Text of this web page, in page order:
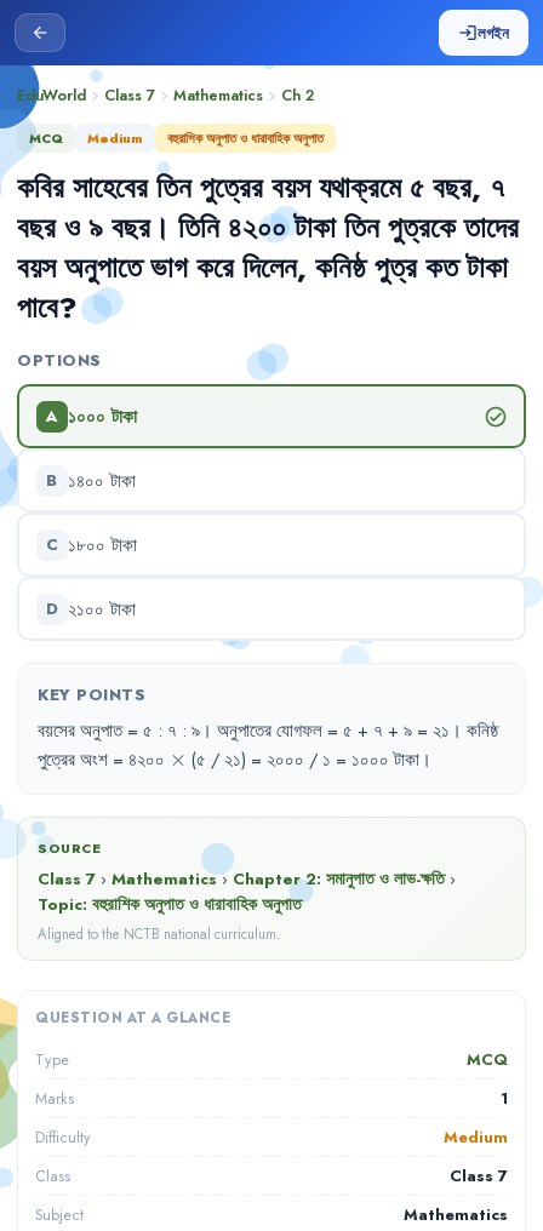
arrow_back loginলগইন
EduWorld chevron_right Class 7 chevron_right Mathematics chevron_right Ch 2
MCQ Medium বহুরাশিক অনুপাত ও ধারাবাহিক অনুপাত
কবির সাহেবের তিন পুত্রের বয়স যথাক্রমে ৫ বছর, ৭
বছর ও ৯ বছর। তিনি ৪২০০ টাকা তিন পুত্রকে তাদের
বয়স অনুপাতে ভাগ করে দিলেন, কনিষ্ঠ পুত্র কত টাকা
পাবে?
OPTIONS
A ১০০০ টাকা check_circle
B ১৪০০ টাকা
C ১৮০০ টাকা
D ২১০০ টাকা
KEY POINTS
বয়সেরঅনুপাত = ৫ : ৭ : ৯ । অনুপাতেরযোগফল = ৫ + ৭ + ৯ = ২১ । কনিষ্ঠ
পুত্রেরঅংশ = ৪২০০ \times
× (৫ / ২১) = ২০০০ / ১ = ১০০০ টাকা ।
SOURCE
Class 7 › Mathematics › Chapter2: সমানুপাত ও লাভ-ক্ষতি ›
Topic: বহুরাশিক অনুপাত ও ধারাবাহিক অনুপাত
Aligned to the NCTB national curriculum.
QUESTION AT A GLANCE
Type MCQ
Marks 1
Difficulty Medium
Class Class 7
Subject Mathematics